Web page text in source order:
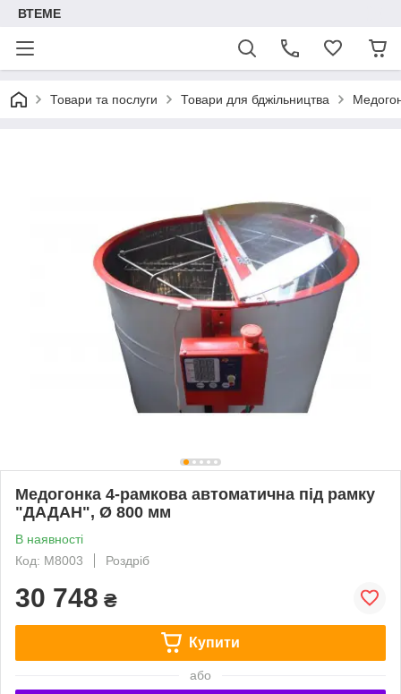
ВТЕМЕ
Товари та послуги Товари для бджільництва
Медогонка 4-рамкова автоматична під рамку
"ДАДАН", Ø 800 мм
В наявності
Код: M8003
Роздріб
30 748 ₴
Купити
або